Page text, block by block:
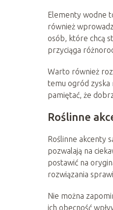
Elementy wodne
również
osób, które chcą
przyciąga
Warto również
temu ogród zyska
pamiętać, że
Roślinne
Roślinne akcenty
pozwalają na
postawić na
rozwiązania
Nie można
ich obecność